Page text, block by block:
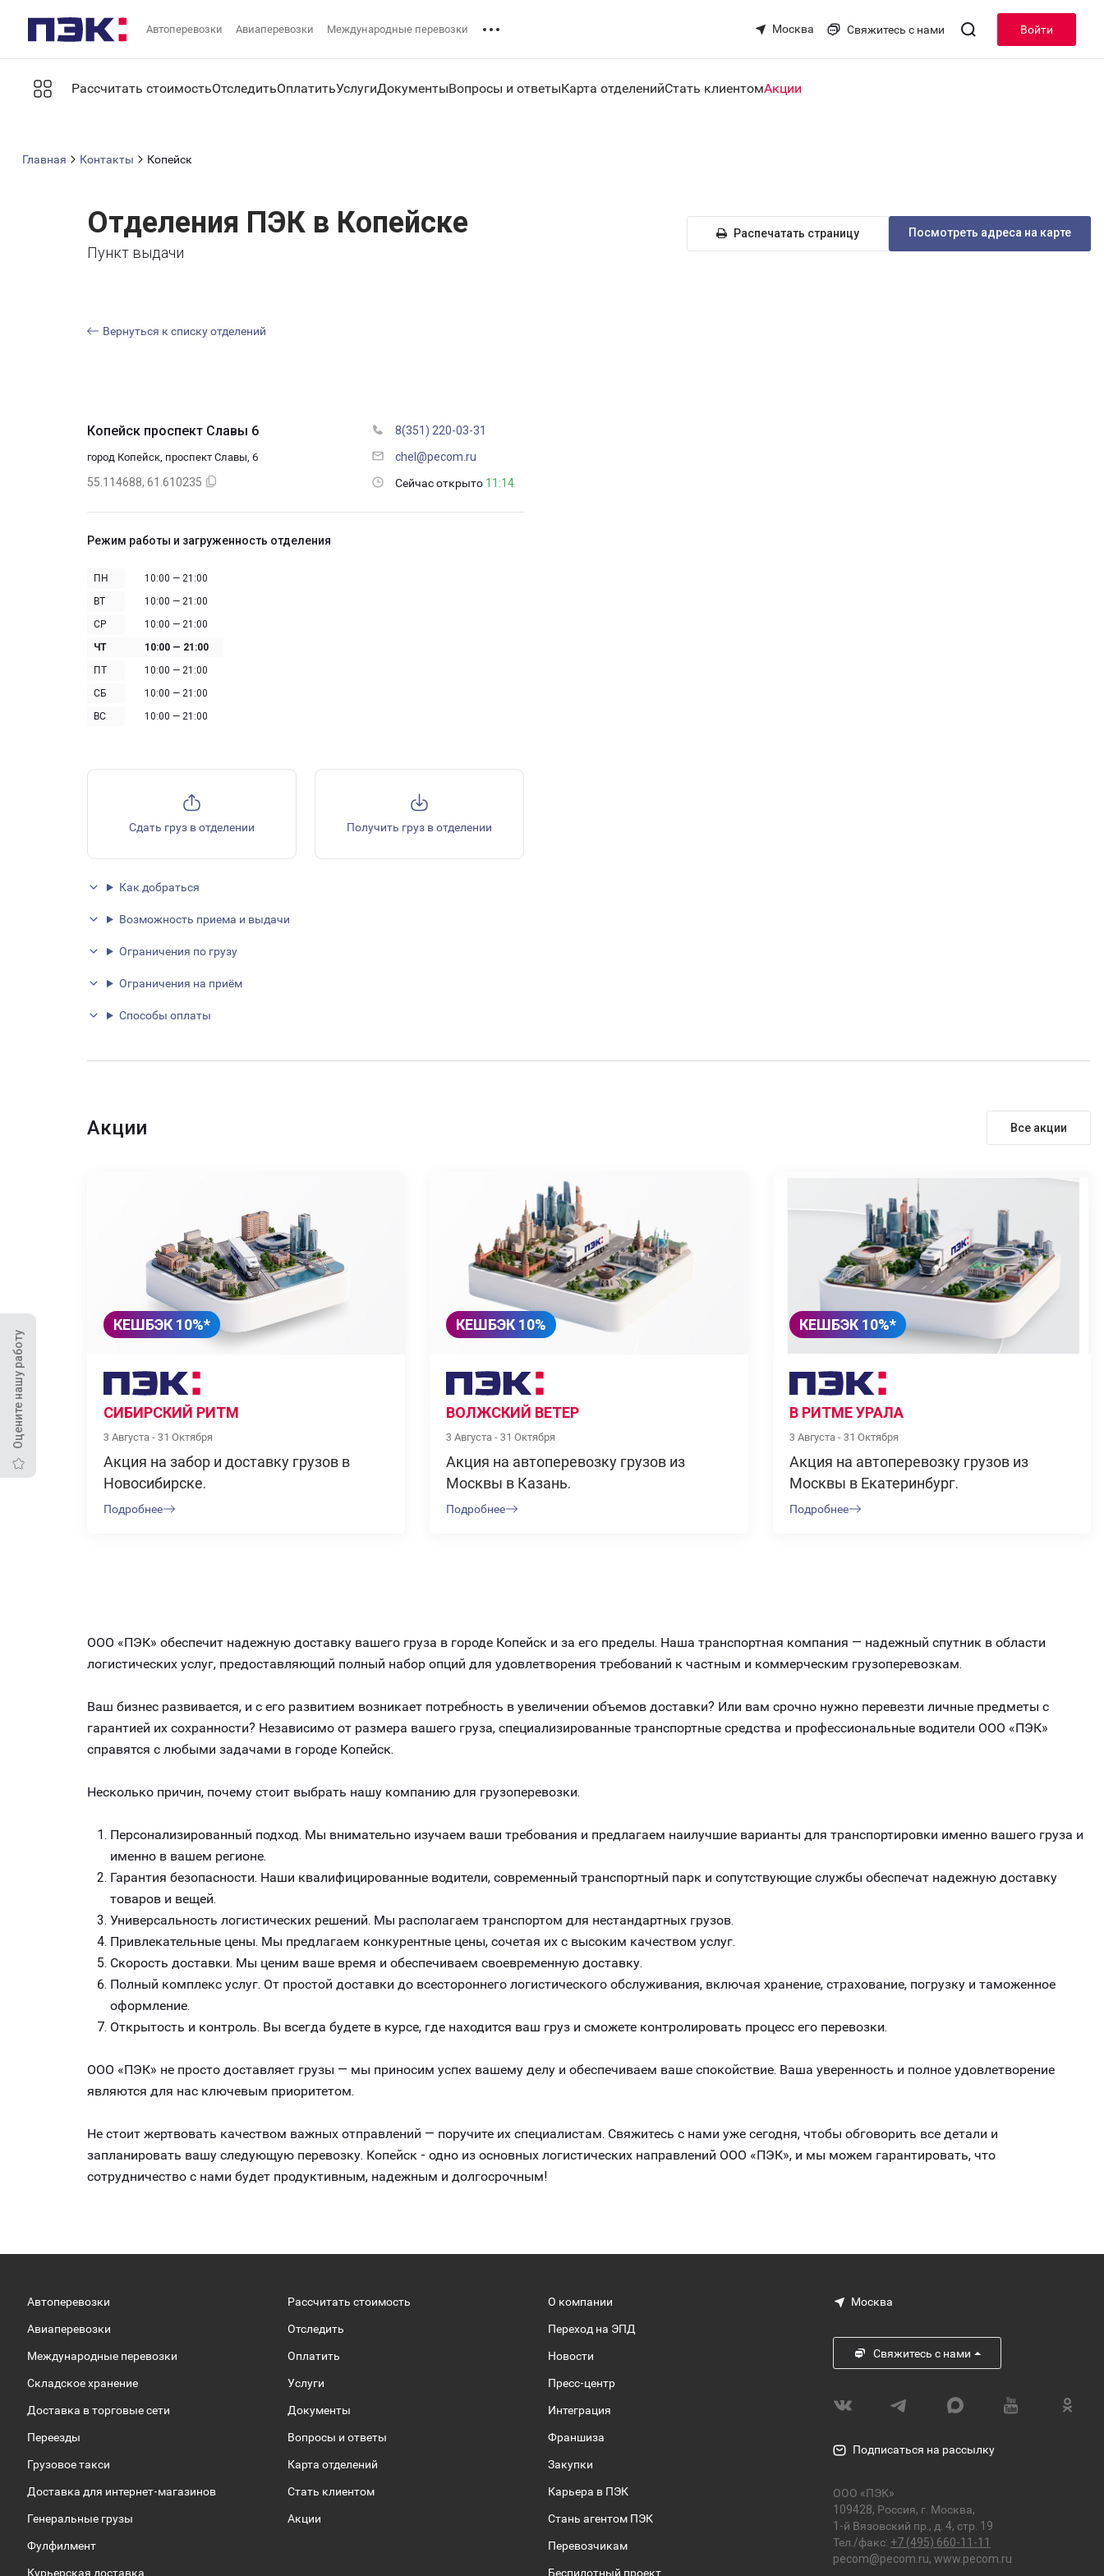
Автоперевозки Авиаперевозки Международные перевозки Москва Свяжитесь с нами Войти
Рассчитать стоимостьОтследитьОплатитьУслугиДокументыВопросы и ответыКарта отделенийСтать клиентомАкции
Оцените нашу работу
Главная Контакты Копейск
Отделения ПЭК в Копейске
Пункт выдачи
Распечатать страницу Посмотреть адреса на карте
Вернуться к списку отделений
Копейск проспект Славы 6
город Копейск, проспект Славы, 6
55.114688, 61.610235
8(351) 220-03-31
chel@pecom.ru
Сейчас открыто 11:14
Режим работы и загруженность отделения
ПН
10:00 — 21:00
ВТ
10:00 — 21:00
СР
10:00 — 21:00
ЧТ
10:00 — 21:00
ПТ
10:00 — 21:00
СБ
10:00 — 21:00
ВС
10:00 — 21:00
Сдать груз в отделении Получить груз в отделении
Как добраться
Возможность приема и выдачи
Ограничения по грузу
Ограничения на приём
Способы оплаты
Акции Все акции
КЕШБЭК 10%*
СИБИРСКИЙ РИТМ
3 Августа - 31 Октября
Акция на забор и доставку грузов в
Новосибирске.
Подробнее
КЕШБЭК 10%
ВОЛЖСКИЙ ВЕТЕР
3 Августа - 31 Октября
Акция на автоперевозку грузов из
Москвы в Казань.
Подробнее
КЕШБЭК 10%*
В РИТМЕ УРАЛА
3 Августа - 31 Октября
Акция на автоперевозку грузов из
Москвы в Екатеринбург.
Подробнее
ООО «ПЭК» обеспечит надежную доставку вашего груза в городе Копейск и за его пределы. Наша транспортная компания — надежный спутник в области
логистических услуг, предоставляющий полный набор опций для удовлетворения требований к частным и коммерческим грузоперевозкам.
Ваш бизнес развивается, и с его развитием возникает потребность в увеличении объемов доставки? Или вам срочно нужно перевезти личные предметы с
гарантией их сохранности? Независимо от размера вашего груза, специализированные транспортные средства и профессиональные водители ООО «ПЭК»
справятся с любыми задачами в городе Копейск.
Несколько причин, почему стоит выбрать нашу компанию для грузоперевозки.
Персонализированный подход. Мы внимательно изучаем ваши требования и предлагаем наилучшие варианты для транспортировки именно вашего груза и
именно в вашем регионе.
Гарантия безопасности. Наши квалифицированные водители, современный транспортный парк и сопутствующие службы обеспечат надежную доставку
товаров и вещей.
Универсальность логистических решений. Мы располагаем транспортом для нестандартных грузов.
Привлекательные цены. Мы предлагаем конкурентные цены, сочетая их с высоким качеством услуг.
Скорость доставки. Мы ценим ваше время и обеспечиваем своевременную доставку.
Полный комплекс услуг. От простой доставки до всестороннего логистического обслуживания, включая хранение, страхование, погрузку и таможенное
оформление.
Открытость и контроль. Вы всегда будете в курсе, где находится ваш груз и сможете контролировать процесс его перевозки.
ООО «ПЭК» не просто доставляет грузы — мы приносим успех вашему делу и обеспечиваем ваше спокойствие. Ваша уверенность и полное удовлетворение
являются для нас ключевым приоритетом.
Не стоит жертвовать качеством важных отправлений — поручите их специалистам. Свяжитесь с нами уже сегодня, чтобы обговорить все детали и
запланировать вашу следующую перевозку. Копейск - одно из основных логистических направлений ООО «ПЭК», и мы можем гарантировать, что
сотрудничество с нами будет продуктивным, надежным и долгосрочным!
Автоперевозки
Авиаперевозки
Международные перевозки
Складское хранение
Доставка в торговые сети
Переезды
Грузовое такси
Доставка для интернет-магазинов
Генеральные грузы
Фулфилмент
Курьерская доставка
Рассчитать стоимость
Отследить
Оплатить
Услуги
Документы
Вопросы и ответы
Карта отделений
Стать клиентом
Акции
О компании
Переход на ЭПД
Новости
Пресс-центр
Интеграция
Франшиза
Закупки
Карьера в ПЭК
Стань агентом ПЭК
Перевозчикам
Беспилотный проект
Москва
Свяжитесь с нами
Подписаться на рассылку
ООО «ПЭК»
109428, Россия, г. Москва,
1-й Вязовский пр., д. 4, стр. 19
Тел./факс: +7 (495) 660-11-11
pecom@pecom.ru, www.pecom.ru